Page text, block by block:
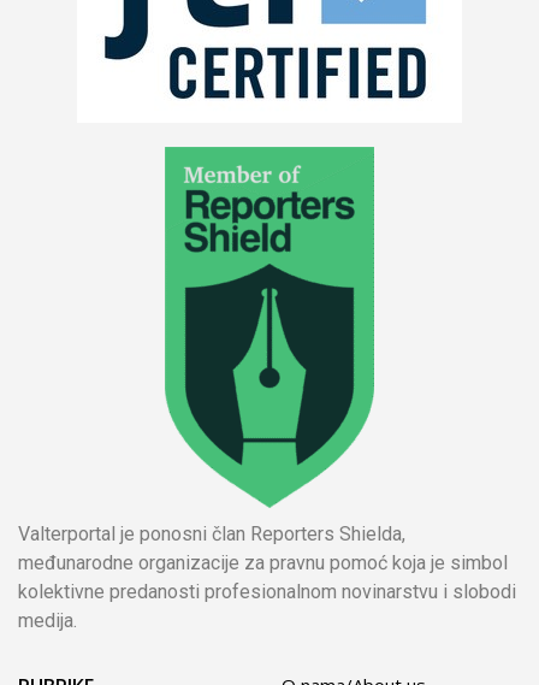
Valterportal je ponosni član Reporters Shielda,
međunarodne organizacije za pravnu pomoć koja je simbol
kolektivne predanosti profesionalnom novinarstvu i slobodi
medija.